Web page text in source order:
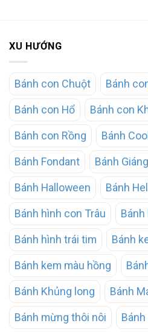
XU HƯỚNG
Bánh con Chuột Bánh
Bánh con Hổ Bánh con
Bánh con Rồng Bánh
Bánh Fondant Bánh
Bánh Halloween Bánh
Bánh hình con Trâu
Bánh hình trái tim Bánh
Bánh kem màu hồng
Bánh Khủng long Bánh
Bánh mừng thôi nôi